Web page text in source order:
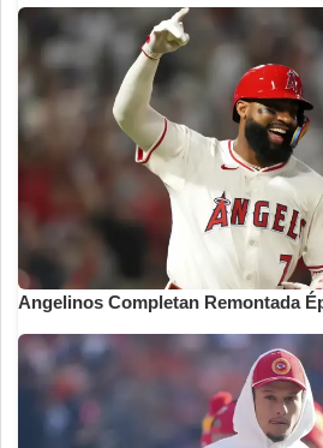
Angelinos Completan Remontada